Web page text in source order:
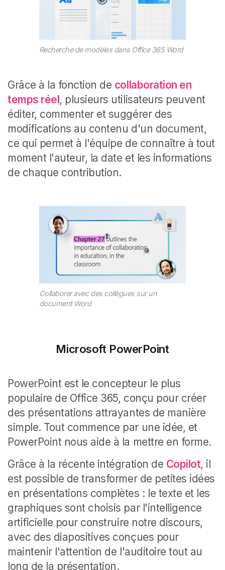
Recherche de modèles dans Office 365 Word
Grâce à la fonction de collaboration en
temps réel , plusieurs utilisateurs peuvent
éditer, commenter et suggérer des
modifications au contenu d'un document,
ce qui permet à l'équipe de connaître à tout
moment l'auteur, la date et les informations
de chaque contribution.
Collaborer avec des collègues sur un
document Word
Microsoft PowerPoint
PowerPoint est le concepteur le plus
populaire de Office 365, conçu pour créer
des présentations attrayantes de manière
simple. Tout commence par une idée, et
PowerPoint nous aide à la mettre en forme.
Grâce à la récente intégration de Copilot, il
est possible de transformer de petites idées
en présentations complètes : le texte et les
graphiques sont choisis par l'intelligence
artificielle pour construire notre discours,
avec des diapositives conçues pour
maintenir l'attention de l'auditoire tout au
long de la présentation.